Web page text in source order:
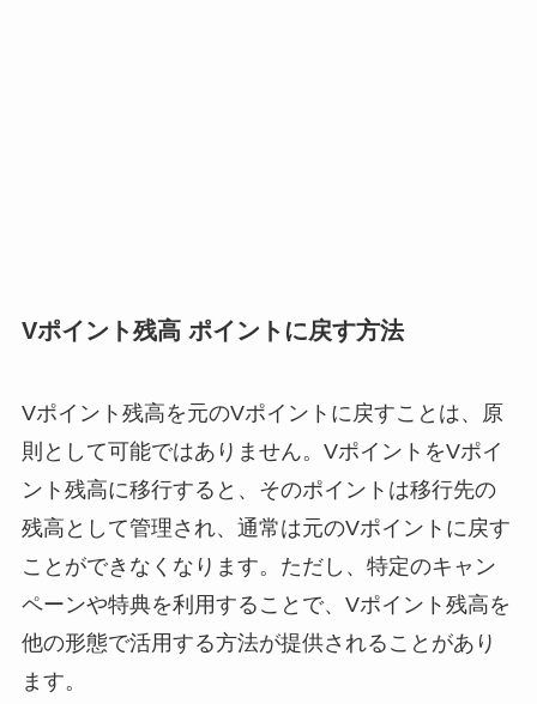
Vポイント残高 ポイントに戻す方法
Vポイント残高を元のVポイントに戻すことは、原
則として可能ではありません。VポイントをVポイ
ント残高に移行すると、そのポイントは移行先の
残高として管理され、通常は元のVポイントに戻す
ことができなくなります。ただし、特定のキャン
ペーンや特典を利用することで、Vポイント残高を
他の形態で活用する方法が提供されることがあり
ます。